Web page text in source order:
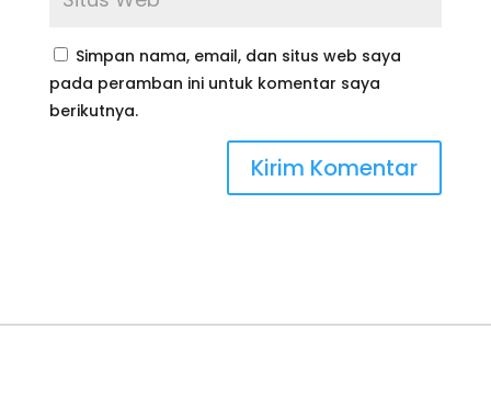
Simpan nama, email, dan situs web saya
pada peramban ini untuk komentar saya
berikutnya.